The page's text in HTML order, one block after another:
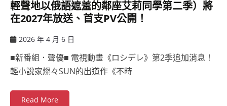
輕聲地以俄語遮羞的鄰座艾莉同學第二季）將
在2027年放送、首支PV公開！
2026 年 4 月 6 日
■新番組．聲優■ 電視動畫《ロシデレ》第2季追加消息！
輕小說家燦々SUN的出道作《不時
Read More